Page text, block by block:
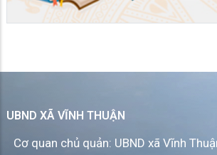
UBND XÃ VĨNH THUẬN
Cơ quan chủ quản: UBND xã Vĩnh